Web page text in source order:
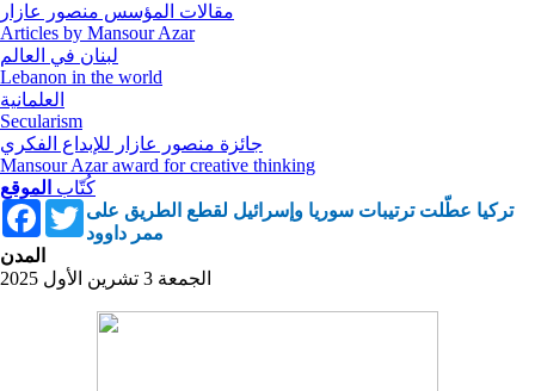
مقالات المؤسس منصور عازار
Articles by Mansour Azar
لبنان في العالم
Lebanon in the world
العلمانية
Secularism
جائزة منصور عازار للإبداع الفكري
Mansour Azar award for creative thinking
كُتّاب الموقع
FacebookTwitter
تركيا عطّلت ترتيبات سوريا وإسرائيل لقطع الطريق على
ممر داوود
المدن
الجمعة 3 تشرين الأول 2025